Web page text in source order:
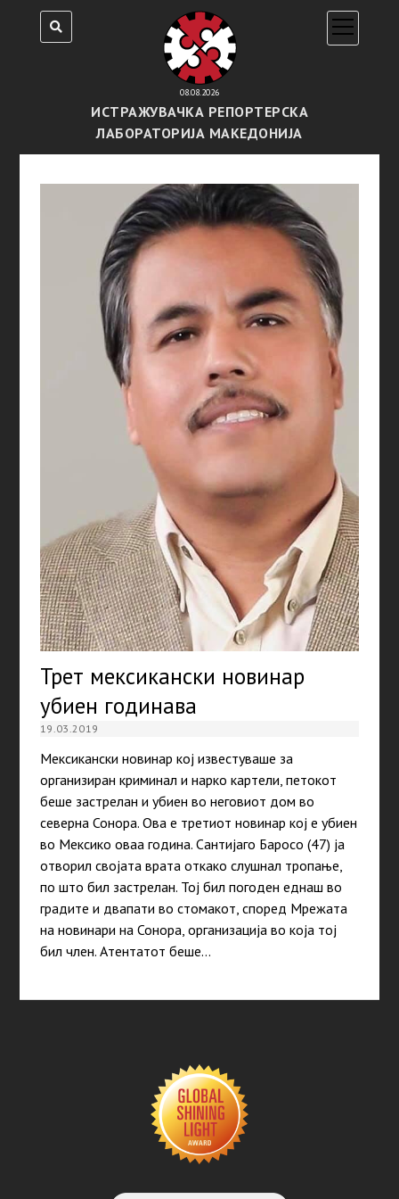
08.08.2026
ИСТРАЖУВАЧКА РЕПОРТЕРСКА
ЛАБОРАТОРИЈА МАКЕДОНИЈА
open
menu
Трет мексикански новинар
убиен годинава
19.03.2019
Мексикански новинар кој известуваше за
организиран криминал и нарко картели, петокот
беше застрелан и убиен во неговиот дом во
северна Сонора. Ова е третиот новинар кој е убиен
во Мексико оваа година. Сантијаго Баросо (47) ја
отворил својата врата откако слушнал тропање,
по што бил застрелан. Тој бил погоден еднаш во
градите и двапати во стомакот, според Мрежата
на новинари на Сонора, организација во која тој
бил член. Атентатот беше…